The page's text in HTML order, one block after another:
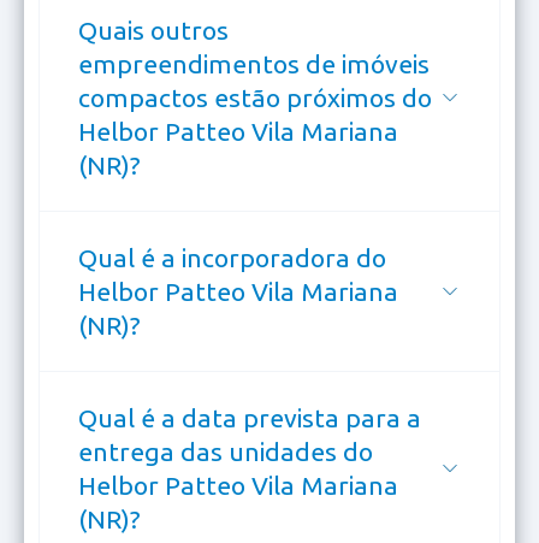
Quais outros
empreendimentos de imóveis
compactos estão próximos do
Helbor Patteo Vila Mariana
(NR)?
Qual é a incorporadora do
Helbor Patteo Vila Mariana
(NR)?
Qual é a data prevista para a
entrega das unidades do
Helbor Patteo Vila Mariana
(NR)?